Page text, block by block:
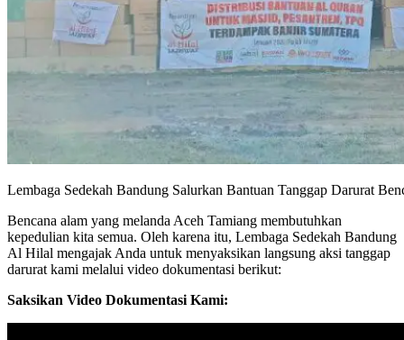
Lembaga Sedekah Bandung Salurkan Bantuan Tanggap Darurat
Bencana alam yang melanda Aceh Tamiang membutuhkan
kepedulian kita semua. Oleh karena itu, Lembaga Sedekah Bandung
Al Hilal mengajak Anda untuk menyaksikan langsung aksi tanggap
darurat kami melalui video dokumentasi berikut:
Saksikan Video Dokumentasi Kami: